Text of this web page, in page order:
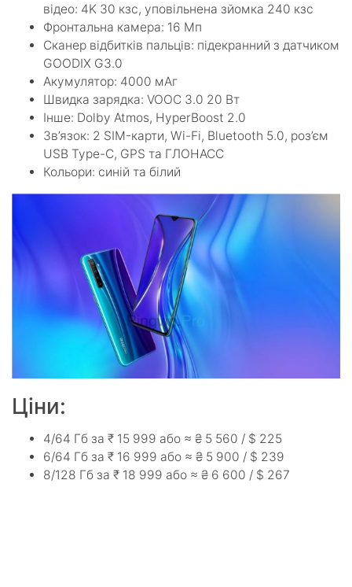
відео: 4K 30 кзс, уповільнена зйомка 240 кзс
Фронтальна камера: 16 Мп
Сканер відбитків пальців: підекранний з датчиком
GOODIX G3.0
Акумулятор: 4000 мАг
Швидка зарядка: VOOC 3.0 20 Вт
Інше: Dolby Atmos, HyperBoost 2.0
Зв’язок: 2 SIM-карти, Wi-Fi, Bluetooth 5.0, роз’єм
USB Type-C, GPS та ГЛОНАСС
Кольори: синій та білий
Ціни:
4/64 Гб за ₹ 15 999 або ≈ ₴ 5 560 / $ 225
6/64 Гб за ₹ 16 999 або ≈ ₴ 5 900 / $ 239
8/128 Гб за ₹ 18 999 або ≈ ₴ 6 600 / $ 267